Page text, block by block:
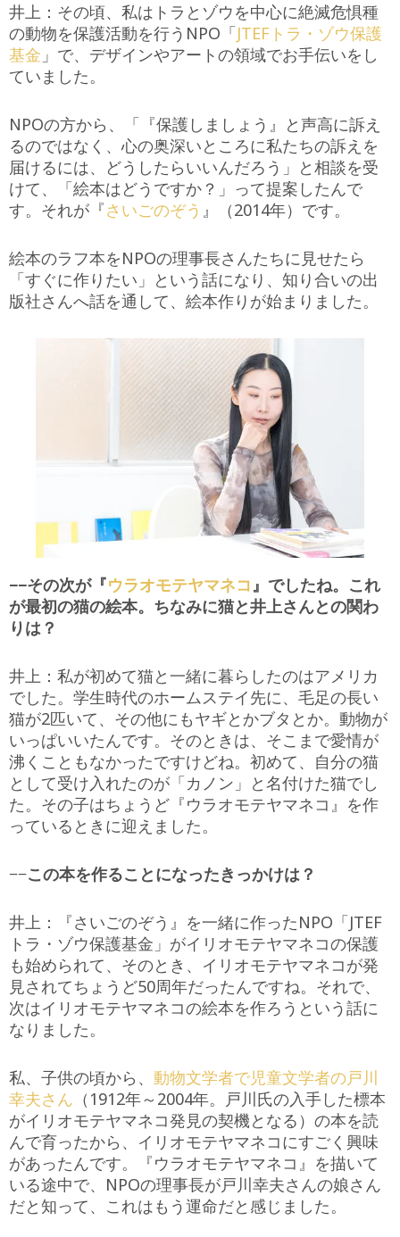
井上：その頃、私はトラとゾウを中心に絶滅危惧種
の動物を保護活動を行うNPO「JTEFトラ・ゾウ保護
基金 」で、デザインやアートの領域でお手伝いをし
ていました。
NPOの方から、「『保護しましょう』と声高に訴え
るのではなく、心の奥深いところに私たちの訴えを
届けるには、どうしたらいいんだろう」と相談を受
けて、「絵本はどうですか？」って提案したんで
す。それが『さいごのぞう 』（2014年）です。
絵本のラフ本をNPOの理事長さんたちに見せたら
「すぐに作りたい」という話になり、知り合いの出
版社さんへ話を通して、絵本作りが始まりました。
−−その次が『ウラオモテヤマネコ 』でしたね。これ
が最初の猫の絵本。ちなみに猫と井上さんとの関わ
りは？
井上：私が初めて猫と一緒に暮らしたのはアメリカ
でした。学生時代のホームステイ先に、毛足の長い
猫が2匹いて、その他にもヤギとかブタとか。動物が
いっぱいいたんです。そのときは、そこまで愛情が
沸くこともなかったですけどね。初めて、自分の猫
として受け入れたのが「カノン」と名付けた猫でし
た。その子はちょうど『ウラオモテヤマネコ』を作
っているときに迎えました。
−−この本を作ることになったきっかけは？
井上：『さいごのぞう』を一緒に作ったNPO「JTEF
トラ・ゾウ保護基金」がイリオモテヤマネコの保護
も始められて、そのとき、イリオモテヤマネコが発
見されてちょうど50周年だったんですね。それで、
次はイリオモテヤマネコの絵本を作ろうという話に
なりました。
私、子供の頃から、 動物文学者で児童文学者の戸川
幸夫さん （1912年～2004年。戸川氏の入手した標本
がイリオモテヤマネコ発見の契機となる）の本を読
んで育ったから、イリオモテヤマネコにすごく興味
があったんです。『ウラオモテヤマネコ』を描いて
いる途中で、NPOの理事長が戸川幸夫さんの娘さん
だと知って、これはもう運命だと感じました。